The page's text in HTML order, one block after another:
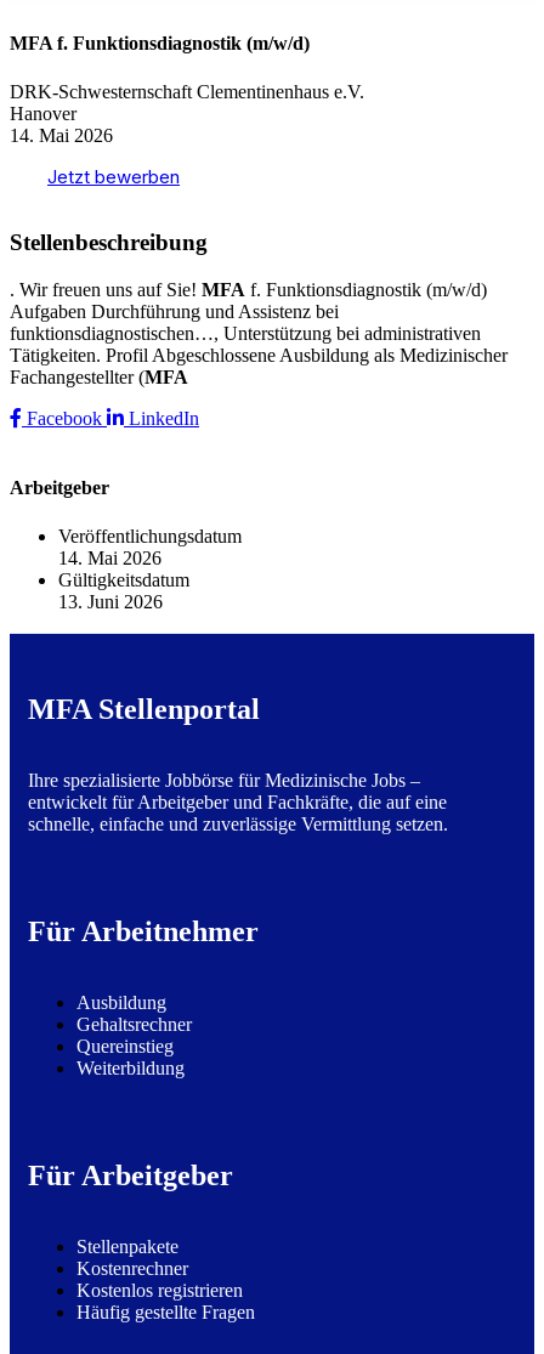
MFA f. Funktionsdiagnostik (m/w/d)
DRK-Schwesternschaft Clementinenhaus e.V.
Hanover
14. Mai 2026
Jetzt bewerben
Stellenbeschreibung
. Wir freuen uns auf Sie! MFA f. Funktionsdiagnostik (m/w/d)
Aufgaben Durchführung und Assistenz bei
funktionsdiagnostischen…, Unterstützung bei administrativen
Tätigkeiten. Profil Abgeschlossene Ausbildung als Medizinischer
Fachangestellter (MFA
Facebook
LinkedIn
Arbeitgeber
Veröffentlichungsdatum
14. Mai 2026
Gültigkeitsdatum
13. Juni 2026
MFA Stellenportal
Ihre spezialisierte Jobbörse für Medizinische Jobs –
entwickelt für Arbeitgeber und Fachkräfte, die auf eine
schnelle, einfache und zuverlässige Vermittlung setzen.
Für Arbeitnehmer
Ausbildung
Gehaltsrechner
Quereinstieg
Weiterbildung
Für Arbeitgeber
Stellenpakete
Kostenrechner
Kostenlos registrieren
Häufig gestellte Fragen